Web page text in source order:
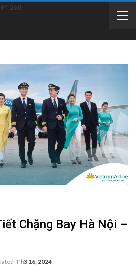
Chặng Bay Hà Nội –
Th3 16, 2024